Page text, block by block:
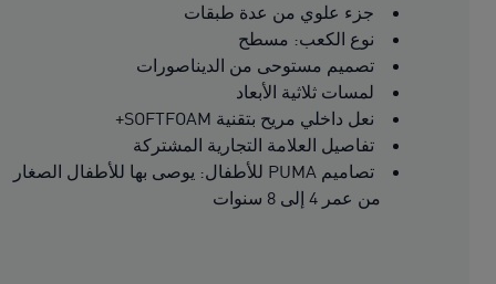
جزء علوي من عدة طبقات
نوع الكعب: مسطح
تصميم مستوحى من الديناصورات
لمسات ثلاثية الأبعاد
نعل داخلي مريح بتقنية SOFTFOAM+
تفاصيل العلامة التجارية المشتركة
تصاميم PUMA للأطفال: يوصى بها للأطفال الصغار
من عمر 4 إلى 8 سنوات